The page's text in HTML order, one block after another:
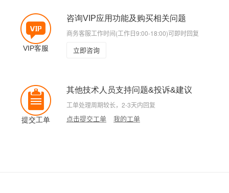
VIP客服
咨询VIP应用功能及购买相关问题
商务客服工作时间(工作日9:00-18:00)可即时回复
立即咨询
提交工单
其他技术人员支持问题&投诉&建议
工单处理周期较长，2-3天内回复
点击提交工单 我的工单